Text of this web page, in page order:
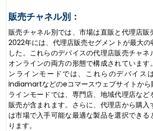
販売チャネル別：
販売チャネル別では、市場は直販と代理店販
2022年には、代理店販売セグメントが最大の
した。これらのデバイスの代理店販売チャネ
オンラインの両方の形態で構成されています
ンラインモードでは、これらのデバイス
Indiamartなどのeコマースウェブサイトから
ラインモードでは、専門店、地域代理店な
販売が含まれます。さらに、代理店から購入
は市場で入手可能な最適な製品を選択できる
ります。